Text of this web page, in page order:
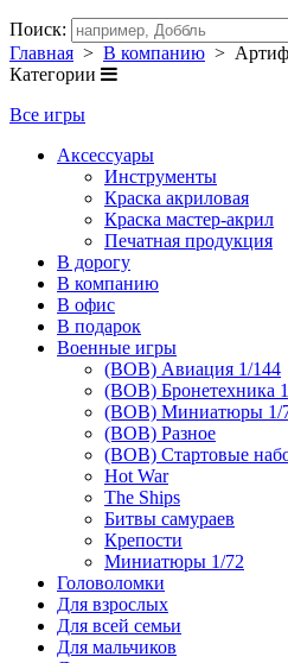
Поиск:
Главная > В компанию >
Категории
Все игры
Аксессуары
Инструменты
Краска акриловая
Краска мастер-акрил
Печатная продукция
В дорогу
В компанию
В офис
В подарок
Военные игры
(ВОВ) Авиация 1/144
(ВОВ) Бронетехника
(ВОВ) Миниатюры 1/
(ВОВ) Разное
(ВОВ) Стартовые
Hot War
The Ships
Битвы самураев
Крепости
Миниатюры 1/72
Головоломки
Для взрослых
Для всей семьи
Для мальчиков